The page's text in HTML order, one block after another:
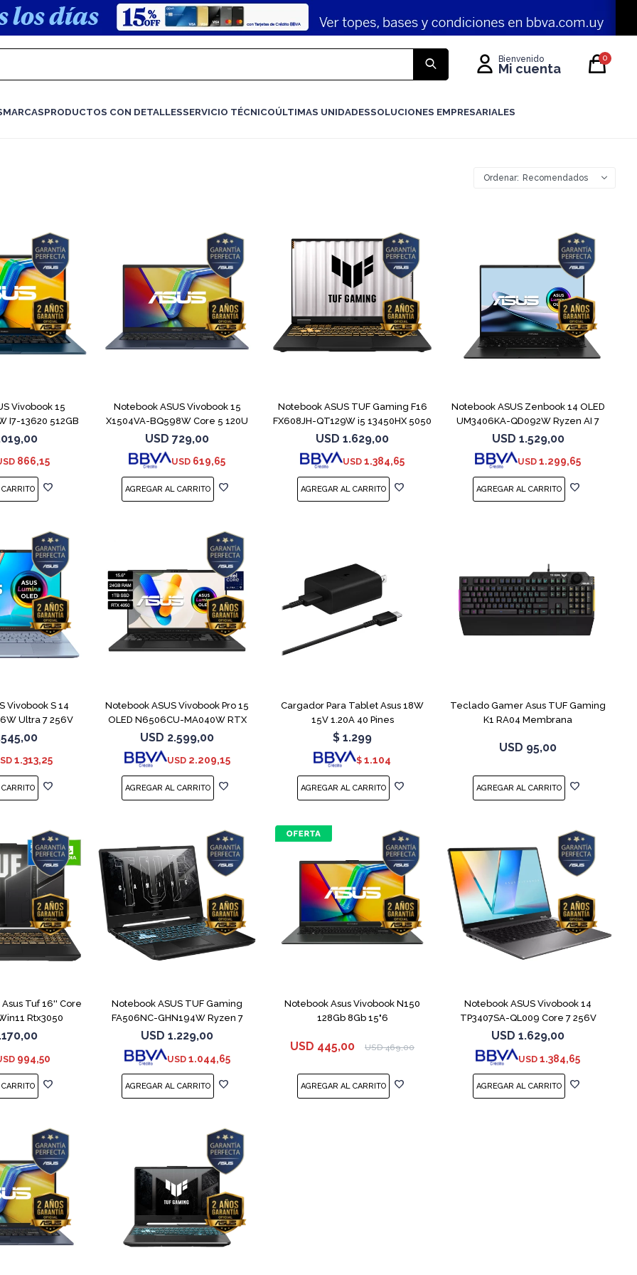
MARCASPRODUCTOS CON DETALLESSERVICIO TÉCNICOÚLTIMAS UNIDADESSOLUCIONES EMPRESARIALES
0
Recomendados
Vivobook 15
I7-13620 512GB
866,15
Notebook ASUS Vivobook 15
X1504VA-BQ598W Core 5 120U
512GB
USD 729,00
USD 619,65
Notebook ASUS TUF Gaming F16
FX608JH-QT129W i5 13450HX 5050
USD 1.629,00
USD 1.384,65
Notebook ASUS Zenbook 14 OLED
UM3406KA-QD092W Ryzen AI 7
350
USD 1.529,00
USD 1.299,65
Vivobook S 14
Ultra 7 256V
1.313,25
Notebook ASUS Vivobook Pro 15
OLED N6506CU-MA040W RTX
4050
USD 2.599,00
USD 2.209,15
Cargador Para Tablet Asus 18W
15V 1.20A 40 Pines
$ 1.299
$ 1.104
Teclado Gamer Asus TUF Gaming
K1 RA04 Membrana
USD 95,00
Tuf 16'' Core
Rtx3050
994,50
Notebook ASUS TUF Gaming
FA506NC-GHN194W Ryzen 7
7445HS 3050
USD 1.229,00
USD 1.044,65
Notebook Asus Vivobook N150
128Gb 8Gb 15"6
USD 445,00 USD 469,00
Notebook ASUS Vivobook 14
TP3407SA-QL009 Core 7 256V
512GB
USD 1.629,00
USD 1.384,65